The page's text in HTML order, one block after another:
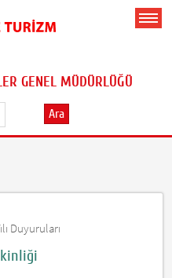
GENEL MÜDÜRLÜĞÜ
Ara
Duyuruları